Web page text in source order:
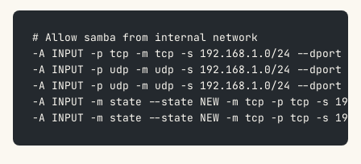
# Allow samba from internal network
-A INPUT -p tcp -m tcp -s 192.168.1.0/24 --dport
-A INPUT -p udp -m udp -s 192.168.1.0/24 --dport
-A INPUT -p udp -m udp -s 192.168.1.0/24 --dport
-A INPUT -m state --state NEW -m tcp -p tcp -s
-A INPUT -m state --state NEW -m tcp -p tcp -s